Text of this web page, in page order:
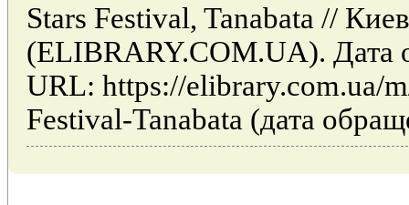
Stars Festival, Tanabata //
(ELIBRARY.COM.UA). Дата
URL: https://elibrary.com.ua/
Festival-Tanabata (дата